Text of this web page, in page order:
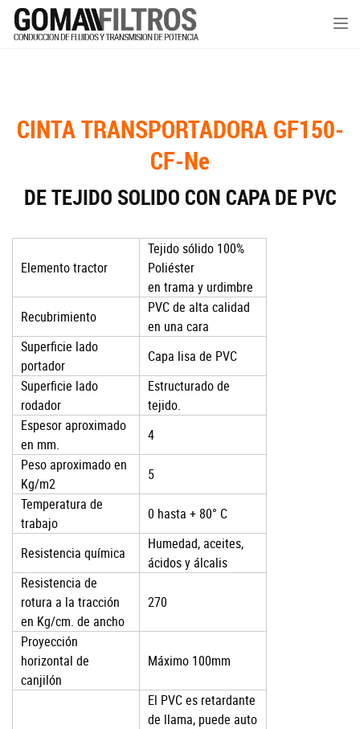
CINTA TRANSPORTADORA GF150-
CF-Ne
DE TEJIDO SOLIDO CON CAPA DE PVC
Elemento tractor
Tejido sólido 100%
Poliéster
en trama y urdimbre
Recubrimiento
PVC de alta calidad
en una cara
Superficie lado
portador
Capa lisa de PVC
Superficie lado
rodador
Estructurado de
tejido.
Espesor aproximado
en mm.
4
Peso aproximado en
Kg/m2
5
Temperatura de
trabajo
0 hasta + 80° C
Resistencia química
Humedad, aceites,
ácidos y álcalis
Resistencia de
rotura a la tracción
en Kg/cm. de ancho
270
Proyección
horizontal de
canjilón
Máximo 100mm
El PVC es retardante
de llama, puede auto